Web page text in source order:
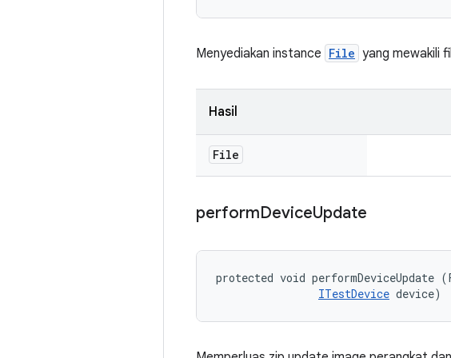
Menyediakan instance File yang mewakili
Hasil
File
performDeviceUpdate
protected void performDeviceUpdate
ITestDevice device)